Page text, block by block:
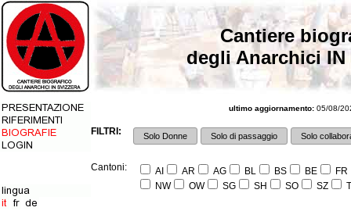
Cantiere
degli Anarchici IN
ultimo aggiornamento: 05/08/
FILTRI: Solo Donne Solo di passaggio Solo
Cantoni: AI AR AG BL BS BE
FR
NW
OW SG SH SO SZ